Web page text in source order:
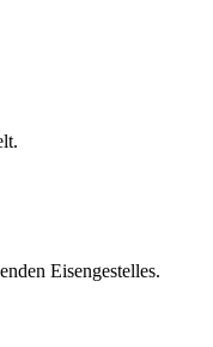
Eisengestelles.